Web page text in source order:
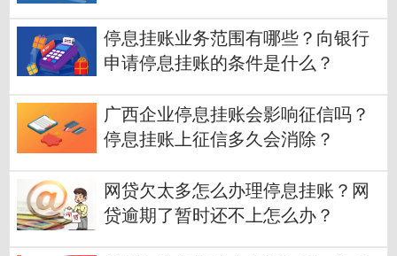
停息挂账业务范围有哪些？向银行
申请停息挂账的条件是什么？
广西企业停息挂账会影响征信吗？
停息挂账上征信多久会消除？
网贷欠太多怎么办理停息挂账？网
贷逾期了暂时还不上怎么办？